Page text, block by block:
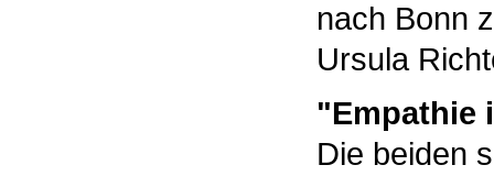
nach Bonn
Ursula
"Empathie
Die beiden